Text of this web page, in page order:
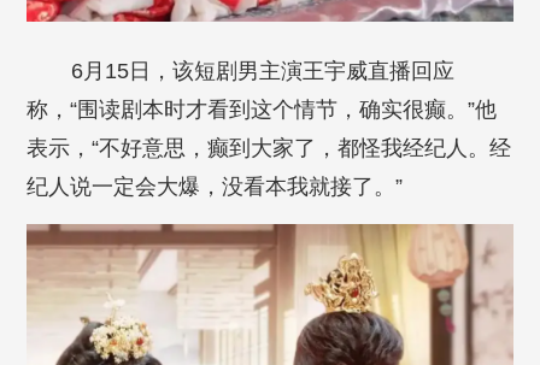
6月15日，该短剧男主演王宇威直播回应
称，“围读剧本时才看到这个情节，确实很癫。”他
表示，“不好意思，癫到大家了，都怪我经纪人。经
纪人说一定会大爆，没看本我就接了。”